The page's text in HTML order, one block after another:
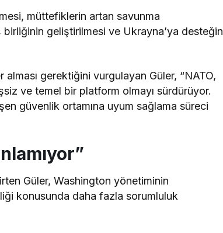
müttefiklerin artan savunma
birliğinin geliştirilmesi ve Ukrayna’ya desteğin
alması gerektiğini vurgulayan Güler, “NATO,
ve temel bir platform olmayı sürdürüyor.
güvenlik ortamına uyum sağlama süreci
Güler, Washington yönetiminin
konusunda daha fazla sorumluluk